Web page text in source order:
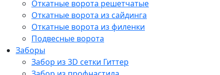
Откатные ворота решетчатые
Откатные ворота из сайдинга
Откатные ворота из филенки
Подвесные ворота
Заборы
Забор из 3D сетки Гиттер